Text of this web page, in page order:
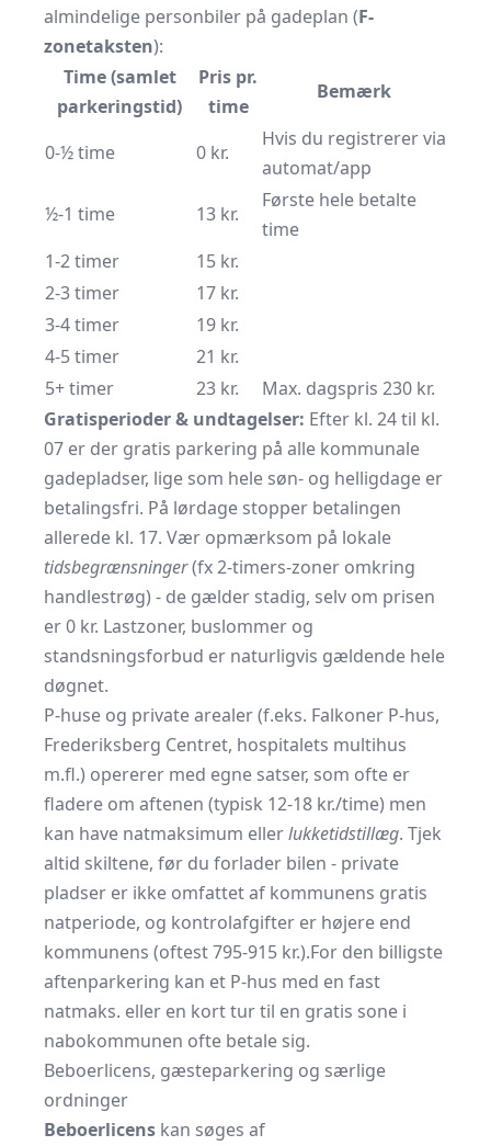
almindelige personbiler på gadeplan (F-
zonetaksten):
Time (samlet
parkeringstid)
Pris pr.
time
Bemærk
0-½ time 0 kr.
Hvis du registrerer via
automat/app
½-1 time
13 kr.
Første hele betalte
time
1-2 timer
15 kr.
2-3 timer
17 kr.
3-4 timer
19 kr.
4-5 timer
21 kr.
5+ timer
23 kr.
Max. dagspris 230 kr.
Gratisperioder & undtagelser: Efter kl. 24 til kl.
07 er der gratis parkering på alle kommunale
gadepladser, lige som hele søn- og helligdage er
betalingsfri. På lørdage stopper betalingen
allerede kl. 17. Vær opmærksom på lokale
tidsbegrænsninger(fx 2-timers-zoner omkring
handlestrøg) - de gælder stadig, selv om prisen
er 0 kr. Lastzoner, buslommer og
standsningsforbud er naturligvis gældende hele
døgnet.
P-huse og private arealer (f.eks. Falkoner P-hus,
Frederiksberg Centret, hospitalets multihus
m.fl.) opererer med egne satser, som ofte er
fladere om aftenen (typisk 12-18 kr./time) men
kan have natmaksimum ellerlukketidstillæg. Tjek
altid skiltene, før du forlader bilen - private
pladser er ikke omfattet af kommunens gratis
natperiode, og kontrolafgifter er højere end
kommunens (oftest 795-915 kr.).For den billigste
aftenparkering kan et P-hus med en fast
natmaks. eller en kort tur til en gratis sone i
nabokommunen ofte betale sig.
Beboerlicens, gæsteparkering og særlige
ordninger
Beboerlicens kan søges af